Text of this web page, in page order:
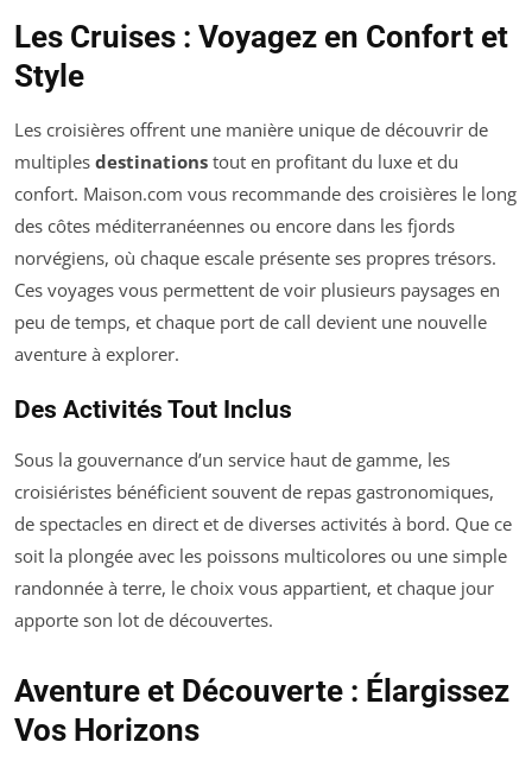
Les Cruises : Voyagez en Confort et
Style
Les croisières offrent une manière unique de découvrir de
multiples destinations tout en profitant du luxe et du
confort. Maison.com vous recommande des croisières le long
des côtes méditerranéennes ou encore dans les fjords
norvégiens, où chaque escale présente ses propres trésors.
Ces voyages vous permettent de voir plusieurs paysages en
peu de temps, et chaque port de call devient une nouvelle
aventure à explorer.
Des Activités Tout Inclus
Sous la gouvernance d’un service haut de gamme, les
croisiéristes bénéficient souvent de repas gastronomiques,
de spectacles en direct et de diverses activités à bord. Que ce
soit la plongée avec les poissons multicolores ou une simple
randonnée à terre, le choix vous appartient, et chaque jour
apporte son lot de découvertes.
Aventure et Découverte : Élargissez
Vos Horizons